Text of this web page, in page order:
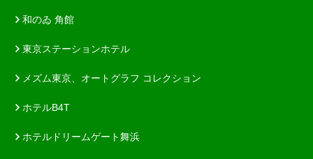
和のゐ 角館
東京ステーションホテル
メズム東京、オートグラフ コレクション
ホテルB4T
ホテルドリームゲート舞浜